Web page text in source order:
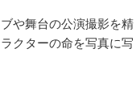
や舞台の公演撮影を精
クターの命を写真に写